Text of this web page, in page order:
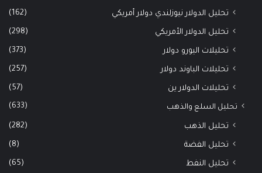
تحليل الدولار نيوزلندي دولار أمريكي (162)
تحليل الدولار الأمريكي (298)
تحليلات اليورو دولار (373)
تحليلات الباوند دولار (257)
تحليلات الدولار ين (57)
تحليل السلع والذهب (633)
تحليل الذهب (282)
تحليل الفضة (8)
تحليل النفط (65)